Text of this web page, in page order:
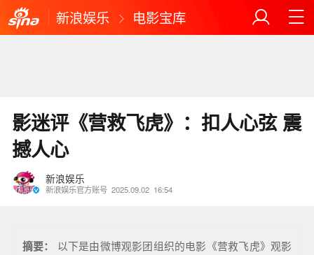
新浪娱乐 电影宝库
影迷评《营救飞虎》：扣人心弦 震
撼人心
新浪娱乐
新浪娱乐官方账号 2025.09.02 16:54
摘要：
以下是由微博观影团组织的电影《营救飞虎》观影